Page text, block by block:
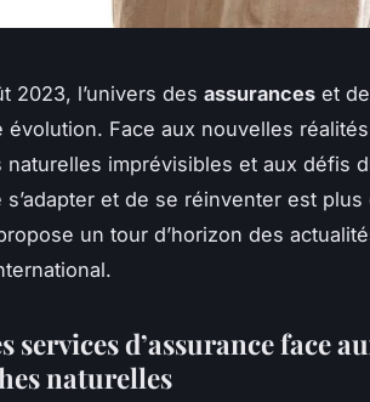
2023, l’univers des assurances et
évolution. Face aux nouvelles
naturelles imprévisibles et aux défis
et de se réinventer est plus
un tour d’horizon des
services d’assurance face
naturelles